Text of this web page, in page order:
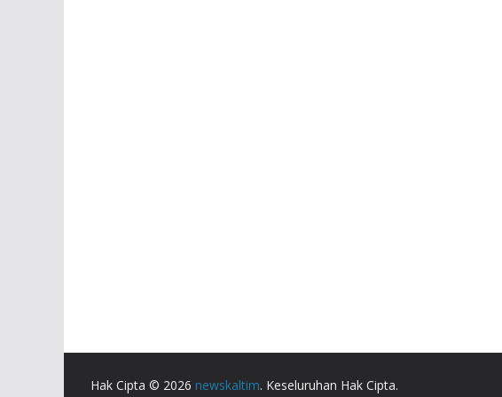
Hak Cipta © 2026 newskaltim. Keseluruhan Hak Cipta.